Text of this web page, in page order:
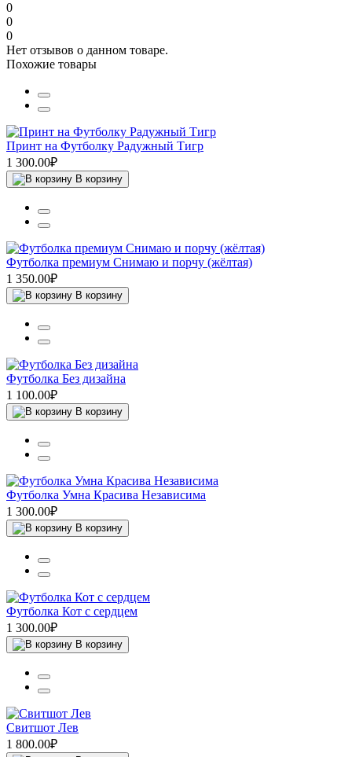
0
0
0
Нет отзывов о данном товаре.
Похожие товары
Принт на Футболку Радужный Тигр
1 300.00₽
В корзину
Футболка премиум Снимаю и порчу (жёлтая)
1 350.00₽
В корзину
Футболка Без дизайна
1 100.00₽
В корзину
Футболка Умна Красива Независима
1 300.00₽
В корзину
Футболка Кот с сердцем
1 300.00₽
В корзину
Свитшот Лев
1 800.00₽